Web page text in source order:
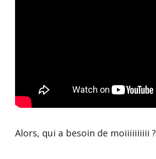
Alors, qui a besoin de moiiiiiiiiii ?